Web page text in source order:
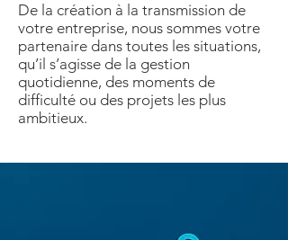
De la création à la transmission de
votre entreprise, nous sommes votre
partenaire dans toutes les situations,
qu’il s’agisse de la gestion
quotidienne, des moments de
difficulté ou des projets les plus
ambitieux.